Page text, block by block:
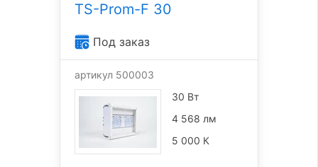
TS-Prom-F 30
Под заказ
артикул 500003
30 Вт
4 568 лм
5 000 К